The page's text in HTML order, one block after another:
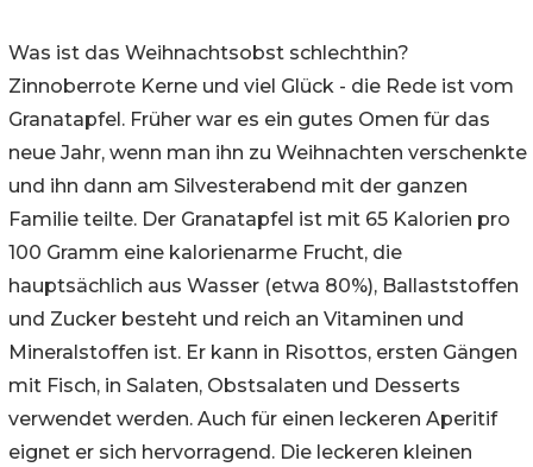
Was ist das Weihnachtsobst schlechthin?
Zinnoberrote Kerne und viel Glück - die Rede ist vom
Granatapfel. Früher war es ein gutes Omen für das
neue Jahr, wenn man ihn zu Weihnachten verschenkte
und ihn dann am Silvesterabend mit der ganzen
Familie teilte. Der Granatapfel ist mit 65 Kalorien pro
100 Gramm eine kalorienarme Frucht, die
hauptsächlich aus Wasser (etwa 80%), Ballaststoffen
und Zucker besteht und reich an Vitaminen und
Mineralstoffen ist. Er kann in Risottos, ersten Gängen
mit Fisch, in Salaten, Obstsalaten und Desserts
verwendet werden. Auch für einen leckeren Aperitif
eignet er sich hervorragend. Die leckeren kleinen